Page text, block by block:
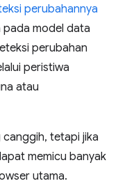
perubahannya
model data
perubahan
peristiwa
atau
tetapi jika
memicu banyak
utama.